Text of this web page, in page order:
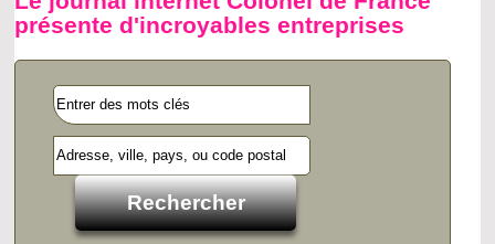
présente d'incroyables entreprises